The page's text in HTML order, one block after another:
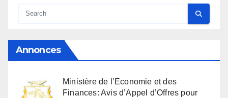
Annonces
Ministère de l’Economie et des
Finances: Avis d’Appel d’Offres pour